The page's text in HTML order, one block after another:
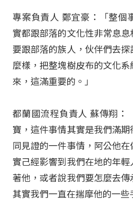
專案負責人 鄭宜豪：「整個
實都跟部落的文化性非常息
要跟部落的族人，伙伴們去
麼樣，把整塊樹皮布的文化
來，這滿重要的。」
都蘭國流程負責人 蘇傳翔：
寶，這件事情其實是我們滿
同見證的一件事情，阿公他
實己經影響到我們在地的年
著他，或者說我們要怎麼去傳
其實我們一直在揣摩他的一些